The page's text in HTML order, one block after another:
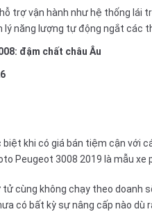
trợ vận hành như hệ thống lái
lý năng lượng tự động ngắt
đậm chất châu Âu
khi có giá bán tiệm cận với
oto Peugeot 3008 2019 là mẫu
cùng không chạy theo doanh
có bất kỳ sự nâng cấp nào